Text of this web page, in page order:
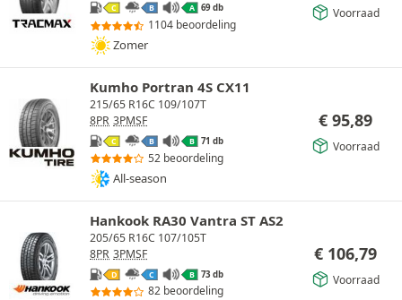
C B A 69 db
1104 beoordeling
Zomer
Voorraad
Kumho Portran 4S CX11
215/65 R16C 109/107T
8PR 3PMSF
C B B 71 db
52 beoordeling
All-season
€ 95,89
Voorraad
Hankook RA30 Vantra ST AS2
205/65 R16C 107/105T
8PR 3PMSF
D C B 73 db
82 beoordeling
€ 106,79
Voorraad